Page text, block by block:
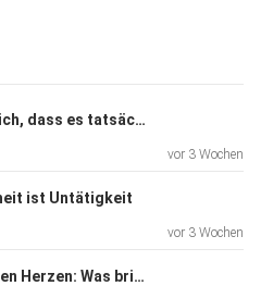
und die
wie Alkohol- und
Hebamme Ninja Schmidt
und zeigt,
Schnittstellen zwischen den
"Es ist höchst fraglich, dass es tatsächlich ausreicht"
vor 3 Wochen
ist Untätigkeit
vor 3 Wochen
Operation am offenen Herzen: Was bringt die Krankenhausreform?